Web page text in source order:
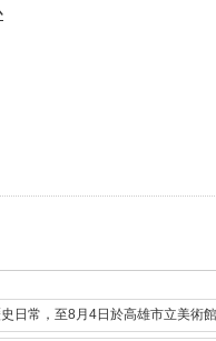
日常，至8月4日於高雄市立美術